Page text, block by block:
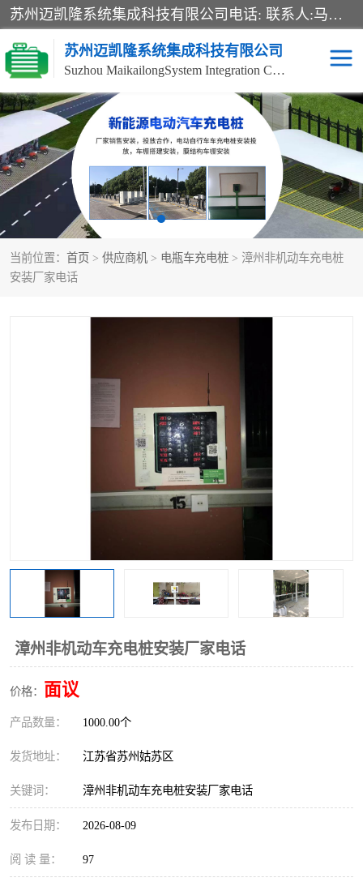
苏州迈凯隆系统集成科技有限公司电话: 联系人:马杰森 销售安装视频监控、报警系统、电话交换机、门禁考勤、巡更系统、呼叫对讲系统、停车场道闸、智能家居、广播系统、综合布线、办公设备、电子商务软件、网络工程、酒店门锁系列 系统集成、VOD视频点播、LED显示屏、节能产品、USP电源、收银机等弱电及智能化项目。
苏州迈凯隆系统集成科技有限公司
Suzhou MaikailongSystem Integration Co., Ltd.
当前位置： 首页 > 供应商机 > 电瓶车充电桩 > 漳州非机动车充电桩
安装厂家电话
漳州非机动车充电桩安装厂家电话
价格： 面议
产品数量： 1000.00个
发货地址： 江苏省苏州姑苏区
关键词： 漳州非机动车充电桩安装厂家电话
发布日期： 2026-08-09
阅 读 量： 97
非机动车充电桩 电瓶车充电桩
电动自行车充电桩 两轮电动车充电桩
充电桩